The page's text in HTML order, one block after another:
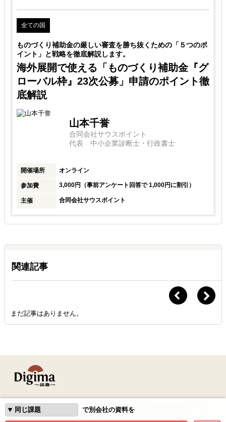
全ての国
ものづくり補助金の厳しい審査を勝ち抜くための「５つのポ
イント」と戦略を徹底解説します。
海外展開で使える「ものづくり補助金『グ
ローバル枠』23次公募」申請のポイント徹
底解説
山本千誉
合同会社サウスポイント
代表 中小企業診断士・行政書士
開催場所 オンライン
参加費 3,000円（事前アンケート回答で 1,000円に割引）
主催 合同会社サウスポイント
関連記事
まだ記事はありません。
で別会社の資料を
はじめての方へ よくある質問 専門家登録について
運営会社利用規約免責事項プライバシーポリシー